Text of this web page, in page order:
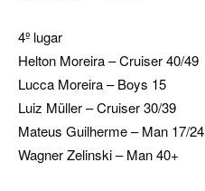
4º lugar
Helton Moreira – Cruiser 40/49
Lucca Moreira – Boys 15
Luiz Müller – Cruiser 30/39
Mateus Guilherme – Man 17/24
Wagner Zelinski – Man 40+